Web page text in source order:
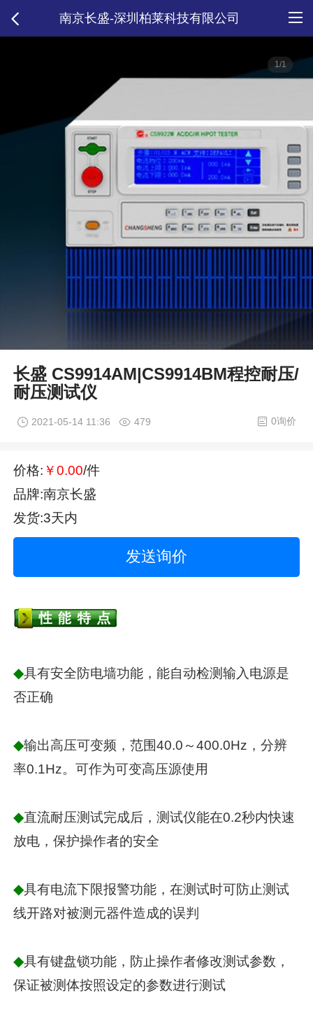
南京长盛-深圳柏莱科技有限公司
1/1
长盛 CS9914AM|CS9914BM程控耐压/
耐压测试仪
2021-05-14 11:36 479 0询价
价格: ￥0.00/件
品牌:南京长盛
发货:3天内
发送询价
◆具有安全防电墙功能，能自动检测输入电源是
否正确
◆输出高压可变频，范围40.0～400.0Hz，分辨
率0.1Hz。可作为可变高压源使用
◆直流耐压测试完成后，测试仪能在0.2秒内快速
放电，保护操作者的安全
◆具有电流下限报警功能，在测试时可防止测试
线开路对被测元器件造成的误判
◆具有键盘锁功能，防止操作者修改测试参数，
保证被测体按照设定的参数进行测试